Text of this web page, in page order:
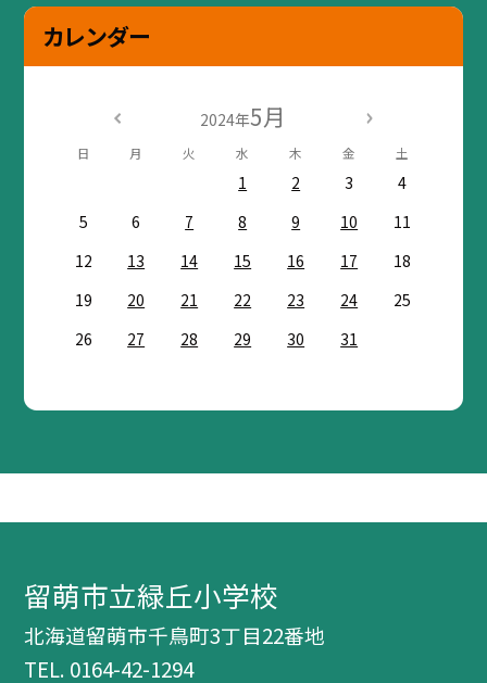
カレンダー
2024年5月
日 月 火 水 木 金 土
1 2 3
4
5
6 7 8 9 10
11
12
13 14 15 16 17
18
19
20 21 22 23 24
25
26
27 28 29 30 31
留萌市立緑丘小学校
北海道留萌市千鳥町3丁目22番地
TEL. 0164-42-1294